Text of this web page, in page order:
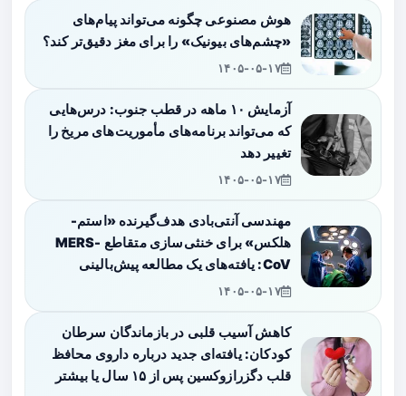
هوش مصنوعی چگونه می‌تواند پیام‌های
«چشم‌های بیونیک» را برای مغز دقیق‌تر کند؟
۱۴۰۵-۰۵-۱۷
آزمایش ۱۰ ماهه در قطب جنوب: درس‌هایی
که می‌تواند برنامه‌های مأموریت‌های مریخ را
تغییر دهد
۱۴۰۵-۰۵-۱۷
مهندسی آنتی‌بادی هدف‌گیرنده «استم-
هلکس» برای خنثی‌سازی متقاطع MERS-
CoV: یافته‌های یک مطالعه پیش‌بالینی
۱۴۰۵-۰۵-۱۷
کاهش آسیب قلبی در بازماندگان سرطان
کودکان: یافته‌ای جدید درباره داروی محافظ
قلب دگزرازوکسین پس از ۱۵ سال یا بیشتر